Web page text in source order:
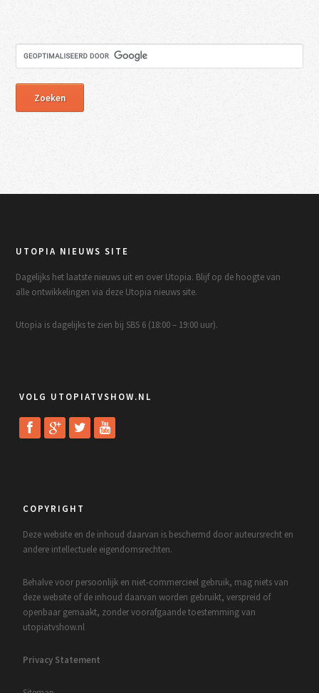
UTOPIA NIEUWS SITE
Dagelijks het laatste nieuws uit en over Utopia. Blijf op de hoogte van
alle ontwikkelingen via deze Utopia nieuws site.
Utopia is dagelijks te zien bij SBS 6 (18:00 – 19:00 uur).
VOLG UTOPIATVSHOW.NL
COPYRIGHT
Deze website en de inhoud daarvan is beschermd door auteursrecht en
andere intellectuele eigendomsrechten.
Behalve voor persoonlijk en niet-commercieel gebruik, mag niets van
deze website of de inhoud daarvan worden gebruikt, verspreid of
openbaar gemaakt, zonder voorafgaande toestemming van
utopiatvshow.nl
Privacy Statement